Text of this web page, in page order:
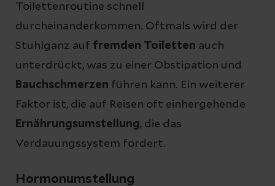
Toilettenroutine schnell
durcheinanderkommen. Oftmals wird der
Stuhlganz auf fremden Toiletten auch
unterdrückt, was zu einer Obstipation und
Bauchschmerzen führen kann. Ein weiterer
Faktor ist, die auf Reisen oft einhergehende
Ernährungsumstellung, die das
Verdauungssystem fordert.
Hormonumstellung